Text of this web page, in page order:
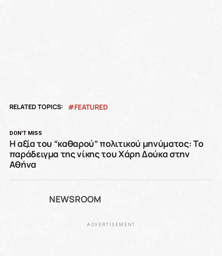
RELATED TOPICS: FEATURED
DON'T MISS
Η αξία του “καθαρού” πολιτικού μηνύματος: Το
παράδειγμα της νίκης του Χάρη Δούκα στην
Αθήνα
NEWSROOM
ADVERTISEMENT